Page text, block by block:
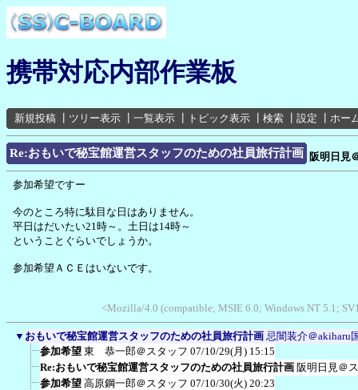
携帯対応内部作業板
新規投稿 ツリー表示 一覧表示 トピック表示 検索 設定 ホー
Re:おもいで秘宝館運営スタッフのための社員旅行計画 阪明日見
参加希望ですー
今のところ特に駄目な日はありません。
平日はだいたい21時～。土日は14時～
ということぐらいでしょうか。
参加希望ＡＣＥはいないです。
<Mozilla/4.0 (compatible; MSIE 6.0; Windows NT 5.1;
▼ おもいで秘宝館運営スタッフのための社員旅行計画 忌闇装介＠akiharu
参加希望 東 恭一郎＠スタッフ 07/10/29(月) 15:15
Re:おもいで秘宝館運営スタッフのための社員旅行計画 阪明日見＠
参加希望 高原鋼一郎＠スタッフ 07/10/30(火) 20:23